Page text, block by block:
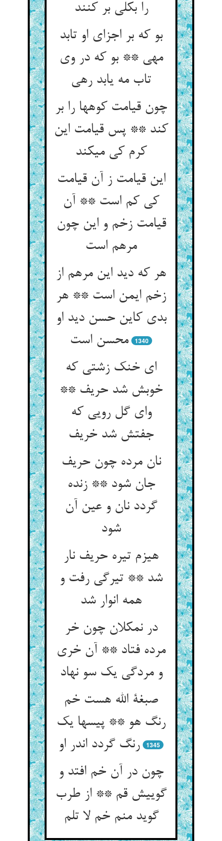
را بکلی بر کنند
بو که بر اجزای او تابد
مهی ** بو که در وی
تاب مه یابد رهی‏
چون قیامت کوهها را بر
کند ** پس قیامت این
کرم کی می‏کند
این قیامت ز آن قیامت
کی کم است ** آن
قیامت زخم و این چون
مرهم است‏
هر که دید این مرهم از
زخم ایمن است ** هر
بدی کاین حسن دید او
محسن است‏
1340
ای خنک زشتی که
خوبش شد حریف **
وای گل رویی که
جفتش شد خریف
نان مرده چون حریف
جان شود ** زنده
گردد نان و عین آن
شود
هیزم تیره حریف نار
شد ** تیرگی رفت و
همه انوار شد
در نمک‏لان چون خر
مرده فتاد ** آن خری
و مردگی یک سو نهاد
صبغة الله هست خم
رنگ هو ** پیسها یک
رنگ گردد اندر او
1345
چون در آن خم افتد و
گوییش قم ** از طرب
گوید منم خم لا تلم‏